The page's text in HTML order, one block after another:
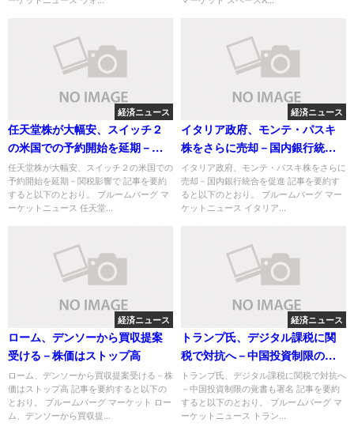
経済ニュース
任天堂株が大幅安、スイッチ２
の米国での予約開始を延期－関
税影響で
任天堂株が大幅安、スイッチ２の米国での
予約開始を延期－関税影響で 記事を要約
すると以下のとおり。 ブルームバーグ マ
ーケットニュース 任天堂...
経済ニュース
イタリア政府、モンテ・パスキ
株をさらに売却－国内銀行統合
を促進
イタリア政府、モンテ・パスキ株をさらに
売却－国内銀行統合を促進 記事を要約す
ると以下のとおり。 ブルームバーグ マー
ケットニュース イタリア...
経済ニュース
ローム、デンソーから買収提案
受ける－株価はストップ高
ローム、デンソーから買収提案受ける－株
価はストップ高 記事を要約すると以下の
とおり。 ブルームバーグ マーケット ロー
ム、デンソーから買収提...
経済ニュース
トランプ氏、デジタル課税に関
税で対抗へ－中国投資制限の覚
書も署名
トランプ氏、デジタル課税に関税で対抗へ
－中国投資制限の覚書も署名 記事を要約
すると以下のとおり。 ブルームバーグ マ
ーケットニュース トラン...